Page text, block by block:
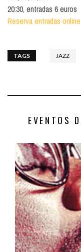
20:30, entradas 6 euros
Reserva entradas online
TAGS JAZZ
EVENTOS